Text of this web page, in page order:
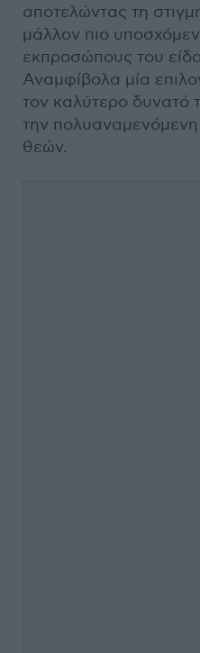
αποτελώντας τη
μάλλον πιο
εκπροσώπους του
Αναμφίβολα μία
τον καλύτερο δυνατό
την
θεών.